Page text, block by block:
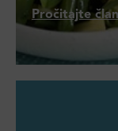
Pročitajte